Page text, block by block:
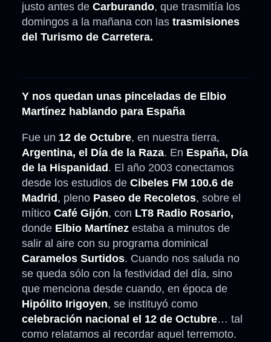
justo antes de Carburando, que trasmitía los
domingos a la mañana con las trasmisiones
del Turismo de Carretera.
Y nos quedan unas pinceladas de Elbio
Martínez hablando para España
Fue un 12 de Octubre, en nuestra tierra,
Argentina, el Día de la Raza. En España, Día
de la Hispanidad . El año 2003 conectamos
desde los estudios de Cibeles FM 100.6 de
Madrid , pleno Paseo de Recoletos, sobre el
mítico Café Gijón, con LT8 Radio Rosario,
donde Elbio Martínez estaba a minutos de
salir al aire con su programa dominical
Caramelos Surtidos. Cuando nos saluda no
se queda sólo con la festividad del día, sino
que menciona desde cuando, en época de
Hipólito Irigoyen, se instituyó como
celebración nacional el 12 de Octubre… tal
como relatamos al recordar aquel terremoto.